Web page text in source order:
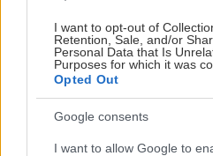
I want to opt-out of
Retention, Sale, and/or
Personal Data that Is
Purposes for which it was
Opted Out
Google consents
I want to allow Google to